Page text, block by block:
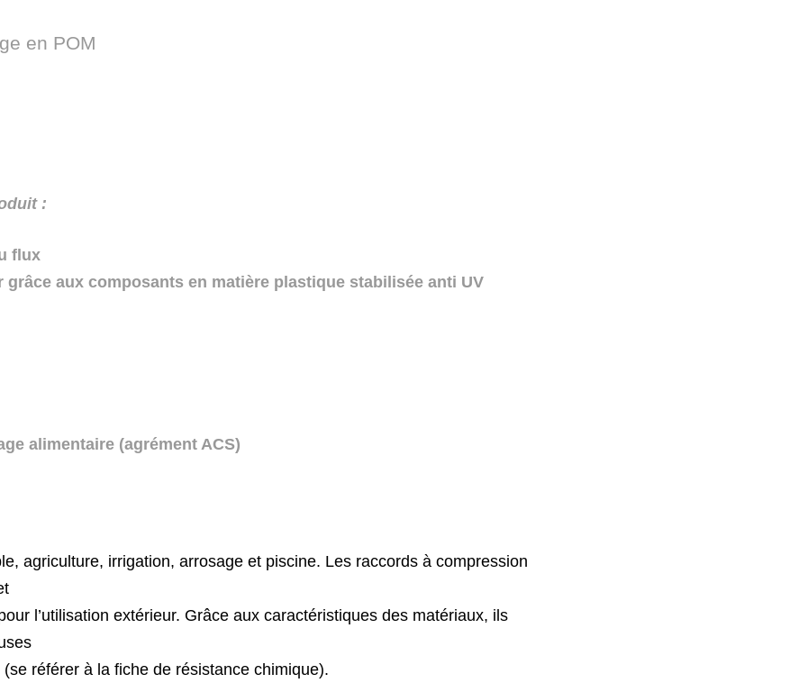
en POM
:
flux
grâce aux composants en matière plastique stabilisée anti UV
aux chocs
alimentaire (agrément ACS)
agriculture, irrigation, arrosage et piscine. Les raccords à compression
l’utilisation extérieur. Grâce auxcaractéristiques des matériaux, ils
(se référer à la fiche de résistancechimique).